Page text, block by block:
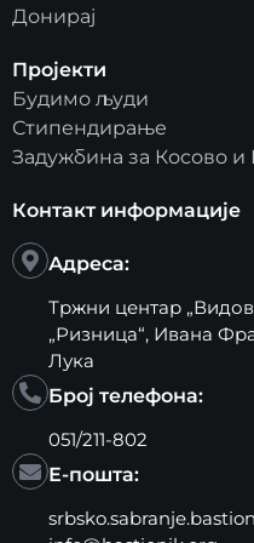
Донирај
Пројекти
Будимо људи
Стипендирање
Задужбина за Косово и
Контакт информације
Адреса:
Тржни центар
„Ризница“, Ивана
Лука
Број телефона:
051/211-802
Е-пошта: